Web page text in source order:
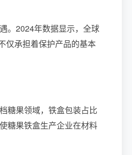
。2024年数据显示，全球
仅承担着保护产品的基本
糖果领域，铁盒包装占比
糖果铁盒生产企业在材料